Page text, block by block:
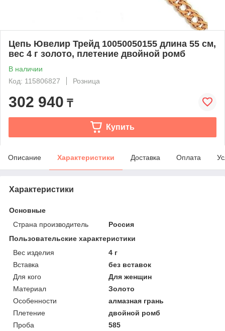
Цепь Ювелир Трейд 10050050155 длина 55 см,
вес 4 г золото, плетение двойной ромб
В наличии
Код: 115806827
Розница
302 940 ₸
Купить
Описание Характеристики Доставка Оплата
Характеристики
Основные
Страна производитель
Россия
Пользовательские характеристики
Вес изделия
4 г
Вставка
без вставок
Для кого
Для женщин
Материал
Золото
Особенности
алмазная грань
Плетение
двойной ромб
Проба
585